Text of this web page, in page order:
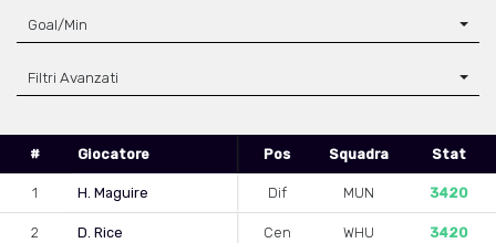
Goal/Min
Filtri Avanzati
# Giocatore Pos Squadra Stat
1 H. Maguire Dif MUN 3420
2 D. Rice Cen WHU 3420